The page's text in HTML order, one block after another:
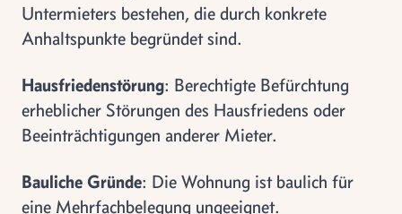
Untermieters bestehen, die durch konkrete
Anhaltspunkte begründet sind.
Hausfriedenstörung: Berechtigte Befürchtung
erheblicher Störungen des Hausfriedens oder
Beeinträchtigungen anderer Mieter.
Bauliche Gründe: Die Wohnung ist baulich für
eine Mehrfachbelegung ungeeignet.